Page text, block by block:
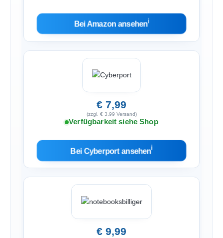
Bei Amazon ansehenℹ︎
€ 7,99
(zzgl. € 3,99 Versand)
Verfügbarkeit siehe Shop
Bei Cyberport ansehenℹ︎
€ 9,99